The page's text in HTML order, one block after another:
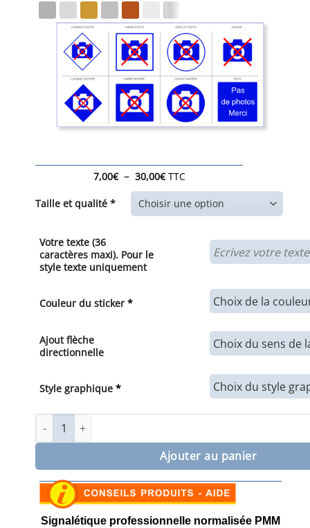
7,00€ – 30,00€Plage
prix :
7,00€
à
TTC
Taille et qualité *
Votre texte (36
caractères maxi). Pour le
style texte uniquement
Couleur du sticker*
Ajout flèche
directionnelle
Style graphique*
quantité de Sticker ou panneau Signalétique Photos
Ajouter au panier
Signalétique professionnelle normalisée PMM